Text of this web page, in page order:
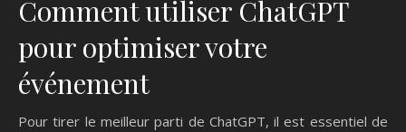
Comment utiliser ChatGPT
pour optimiser votre
événement
Pour tirer le meilleur parti de ChatGPT, il est essentiel de